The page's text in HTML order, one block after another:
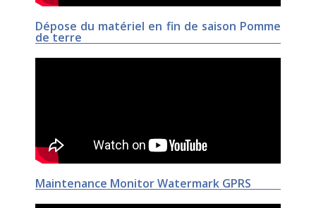
Dépose du matériel en fin de saison Pomme
de terre
Maintenance Monitor Watermark GPRS